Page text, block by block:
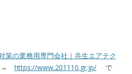
策の業務用専門会社｜共生エアテク
→ https://www.201110.gr.jp/ で